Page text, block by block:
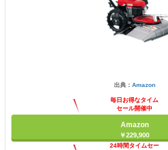
出典： Amazon
毎日お得なタイム
セール開催中
Amazon
￥229,900
24時間タイムセー